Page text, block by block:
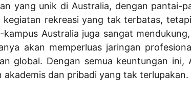
yang unik di Australia, dengan
rekreasi yang tak terbatas,
Australia juga sangat
akan memperluas jaringan
global. Dengan semua keuntungan
dan pribadi yang tak terlupakan.